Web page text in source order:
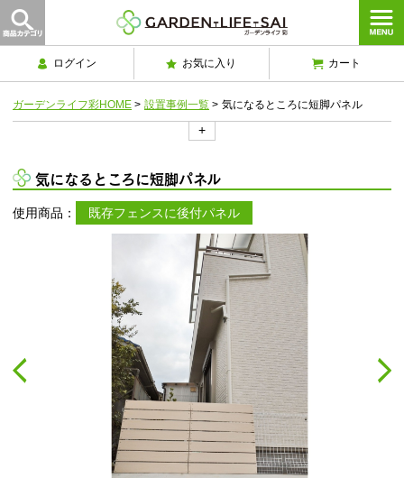
ログイン お気に入り カート
ガーデンライフ彩HOME > 設置事例一覧 > 気になるところに短脚パネル
+
気になるところに短脚パネル
使用商品： 既存フェンスに後付パネル